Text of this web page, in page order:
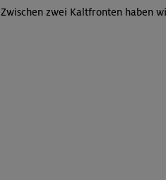
Zwischen zwei Kaltfronten haben